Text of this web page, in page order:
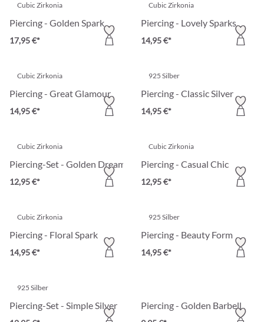
Cubic Zirkonia
Piercing - Golden Spark
17,95 €*
Cubic Zirkonia
Piercing - Lovely Sparks
14,95 €*
Cubic Zirkonia
Piercing - Great Glamour
14,95 €*
925 Silber
Piercing - Classic Silver
14,95 €*
Cubic Zirkonia
Piercing-Set - Golden Dreams
12,95 €*
Cubic Zirkonia
Piercing - Casual Chic
12,95 €*
Cubic Zirkonia
Piercing - Floral Spark
14,95 €*
925 Silber
Piercing - Beauty Form
14,95 €*
925 Silber
Piercing-Set - Simple Silver Piercing - Golden Barbell